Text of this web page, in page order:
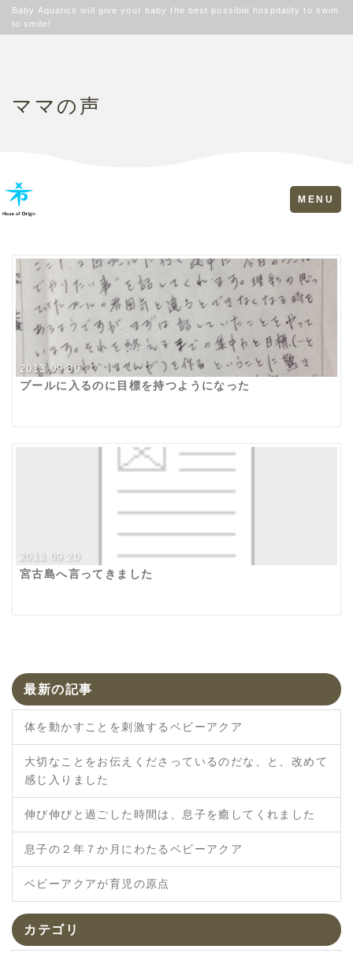
Baby Aquatics will give your baby the best possible hospitality to swim
to smile!
ママの声
Toggle
navigation
MENU
2013.09.30
プールに入るのに目標を持つようになった
2013.09.20
宮古島へ言ってきました
最新の記事
体を動かすことを刺激するベビーアクア
大切なことをお伝えくださっているのだな、と、改めて
感じ入りました
伸び伸びと過ごした時間は、息子を癒してくれました
息子の２年７か月にわたるベビーアクア
ベビーアクアが育児の原点
カテゴリ